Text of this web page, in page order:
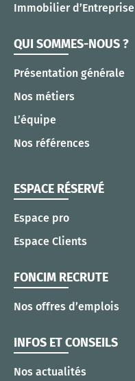
Immobilier d’Entreprise
QUI SOMMES-NOUS ?
Présentation générale
Nos métiers
L’équipe
Nos références
ESPACE RÉSERVÉ
Espace pro
Espace Clients
FONCIM RECRUTE
Nos offres d’emplois
INFOS ET CONSEILS
Nos actualités